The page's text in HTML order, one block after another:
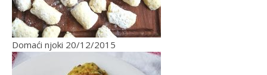
Domaći njoki 20/12/2015